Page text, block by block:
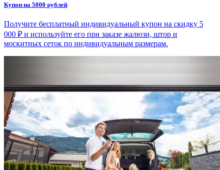
Купон на 5000 рублей
Получите бесплатный индивидуальный купон на скидку 5
000 ₽ и используйте его при заказе жалюзи, штор и
москитных сеток по индивидуальным размерам.